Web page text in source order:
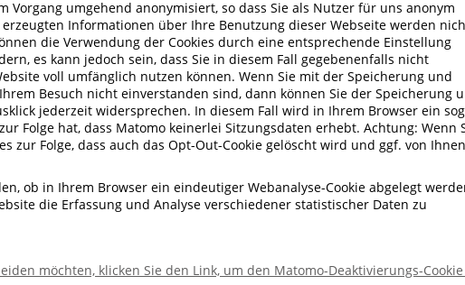
Vorgang umgehend anonymisiert, so dass Sie als Nutzer für uns anonym
Informationen über Ihre Benutzung dieser Webseite werden
die Verwendung der Cookies durch eine entsprechende Einstellung
es kann jedoch sein, dass Sie in diesem Fall gegebenenfalls nicht
voll umfänglich nutzen können. Wenn Sie mit der Speicherung und
Besuch nicht einverstanden sind, dann können Sie der Speicherung
jederzeit widersprechen. In diesem Fall wird in Ihrem Browser ein
Folge hat, dass Matomo keinerlei Sitzungsdaten erhebt. Achtung: Wenn
zur Folge, dass auch das Opt-Out-Cookie gelöscht wird und ggf. von Ihnen
ob in Ihrem Browser ein eindeutiger Webanalyse-Cookie abgelegt
die Erfassung und Analyse verschiedener statistischer Daten zu
möchten, klicken Sie den Link, um den Matomo-Deaktivierungs-